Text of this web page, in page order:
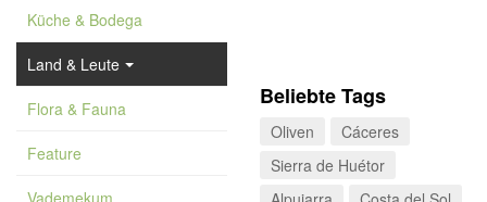
Küche & Bodega
Land & Leute
Flora & Fauna
Feature
Vademekum
Beliebte Tags
Oliven
Cáceres
Sierra de Huétor